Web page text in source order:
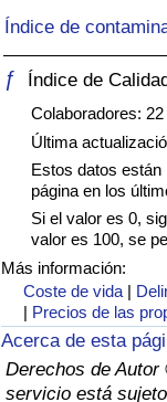
Índice de
ƒ Índice de
Colaboradores: 22
Última
Estos datos están
página en los
Si el valor es 0,
valor es 100, se
Más información:
Coste de vida |
| Precios de las
Acerca de esta
Derechos de
servicio está
Índice de
Índice de
Índice de
Contaminación
Índice de
Índice de
Índice de